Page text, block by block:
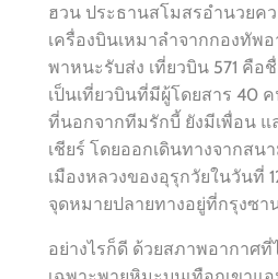
ฮวน ประธานสโมสรอำนวยค
เครื่องบินเหมาลำจากกองทัพ
พาหนะรับส่ง เที่ยวบิน 571 คื
เป็นเที่ยวบินที่มีผู้โดยสาร 40
ที่นอกจากทีมรักบี้ ยังมีเพื่อน
เชียร์ โดยออกเดินทางจากสน
เมืองหลวงของอุรุกวัยในวันที่
จุดหมายปลายทางอยู่ที่กรุงซา
อย่างไรก็ดี ด้วยสภาพอากาศ